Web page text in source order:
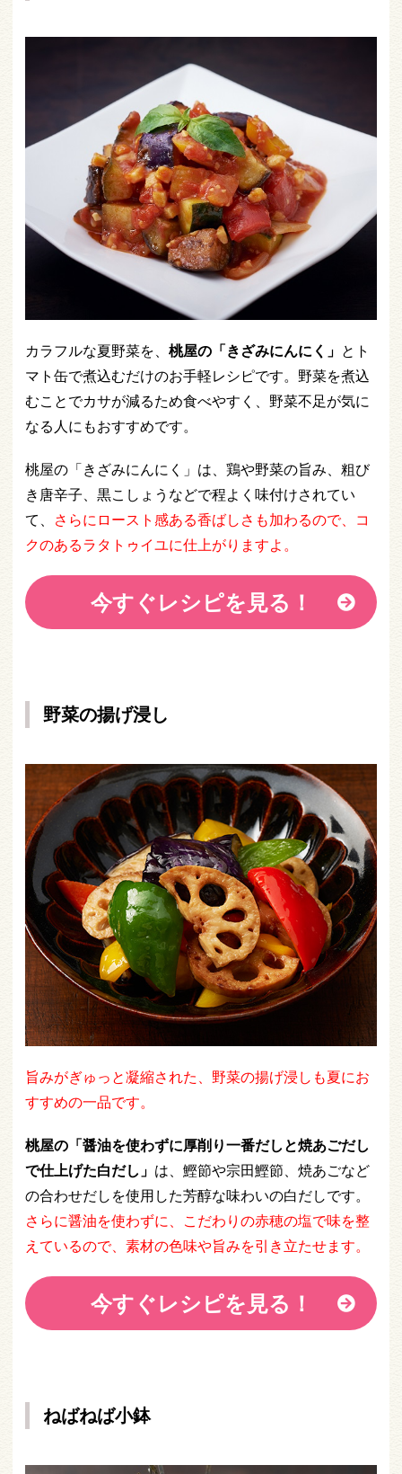
カラフルな夏野菜を、 桃屋の「きざみにんにく」 とト
マト缶で煮込むだけのお手軽レシピです。野菜を煮込
むことでカサが減るため食べやすく、野菜不足が気に
なる人にもおすすめです。
桃屋の「きざみにんにく」は、鶏や野菜の旨み、粗び
き唐辛子、黒こしょうなどで程よく味付けされてい
て、 さらにロースト感ある香ばしさも加わるので、コ
クのあるラタトゥイユに仕上がりますよ。
今すぐレシピを見る！
野菜の揚げ浸し
旨みがぎゅっと凝縮された、野菜の揚げ浸しも夏にお
すすめの一品です。
桃屋の「醤油を使わずに厚削り一番だしと焼あごだし
で仕上げた白だし」 は、鰹節や宗田鰹節、焼あごなど
の合わせだしを使用した芳醇な味わいの白だしです。
さらに醤油を使わずに、こだわりの赤穂の塩で味を整
えているので、素材の色味や旨みを引き立たせます。
今すぐレシピを見る！
ねばねば小鉢